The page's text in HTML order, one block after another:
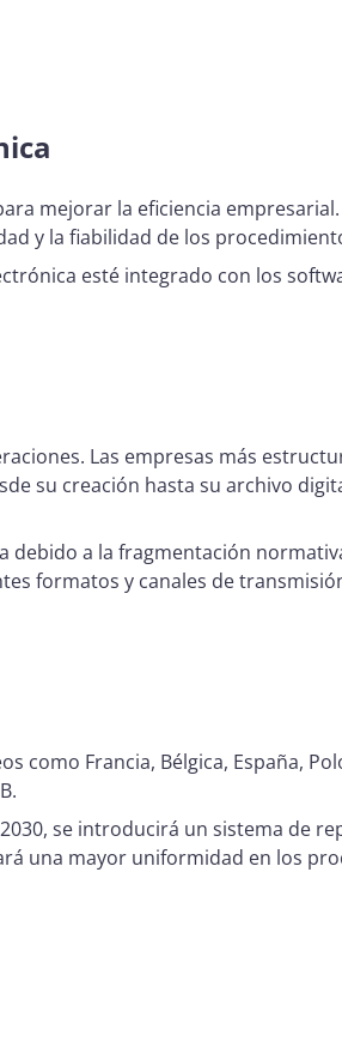
mejorar la eficiencia empresarial.
y la fiabilidad de los
esté integrado con los
Las empresas más
su creación hasta su archivo
debido a la fragmentación
formatos y canales de
como Francia, Bélgica, España,
se introducirá un sistema de
una mayor uniformidad en los